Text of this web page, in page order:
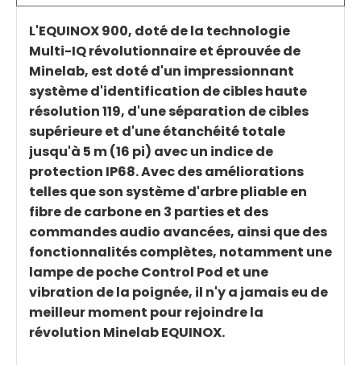
L'EQUINOX 900, doté de la technologie
Multi-IQ révolutionnaire et éprouvée de
Minelab, est doté d'un impressionnant
système d'identification de cibles haute
résolution 119, d'une séparation de cibles
supérieure et d'une étanchéité totale
jusqu'à 5 m (16 pi) avec un indice de
protection IP68. Avec des améliorations
telles que son système d'arbre pliable en
fibre de carbone en 3 parties et des
commandes audio avancées, ainsi que des
fonctionnalités complètes, notamment une
lampe de poche Control Pod et une
vibration de la poignée, il n'y a jamais eu de
meilleur moment pour rejoindre la
révolution Minelab EQUINOX.